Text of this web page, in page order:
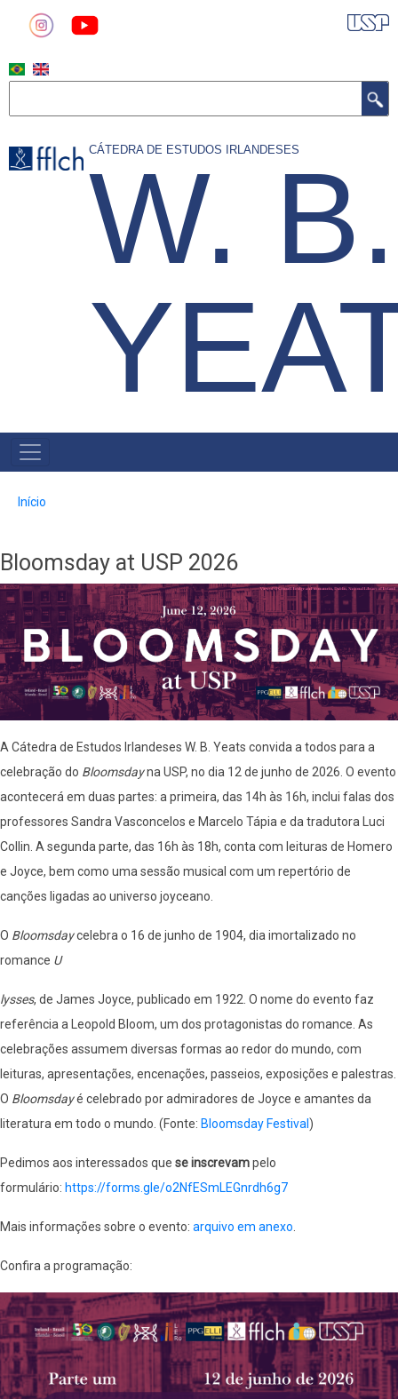
CÁTEDRA DE ESTUDOS IRLANDESES
W. B.
MAIN
NAVIGATION
Trilha
Início
Bloomsday at USP 2026
A Cátedra de Estudos Irlandeses W. B. Yeats convida a todos para a
celebração do Bloomsdayna USP, no dia 12 de junho de 2026. O evento
acontecerá em duas partes: a primeira, das 14h às 16h, inclui falas dos
professores Sandra Vasconcelos e Marcelo Tápia e da tradutora Luci
Collin. A segunda parte, das 16h às 18h, conta com leituras de Homero
e Joyce, bem como uma sessão musical com um repertório de
canções ligadas ao universo joyceano.
O Bloomsdaycelebra o 16 de junho de 1904, dia imortalizado no
romance U
lysses, de James Joyce, publicado em 1922. O nome do evento faz
referência a Leopold Bloom, um dos protagonistas do romance. As
celebrações assumem diversas formas ao redor do mundo, com
leituras, apresentações, encenações, passeios, exposições e palestras.
O Bloomsdayé celebrado por admiradores de Joyce e amantes da
literatura em todo o mundo. (Fonte: Bloomsday Festival )
Pedimos aos interessados que se inscrevampelo
formulário: https://forms.gle/o2NfESmLEGnrdh6g7
Mais informações sobre o evento: arquivo em anexo
Confira a programação: